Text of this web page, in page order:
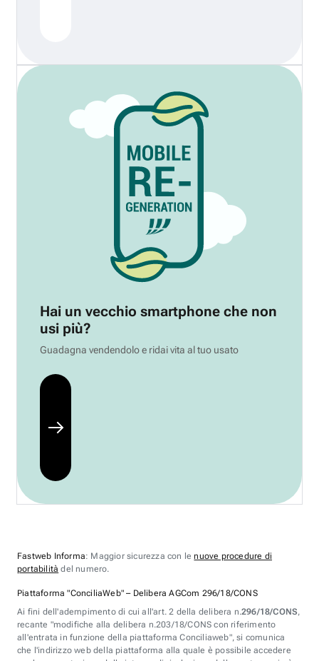
Hai un vecchio smartphone che non
usi più?
Guadagna vendendolo e ridai vita al tuo usato
Fastweb Informa: Maggior sicurezza con lenuove procedure di
portabilità del numero.
Piattaforma "ConciliaWeb" – Delibera AGCom 296/18/CONS
Ai fini dell'adempimento di cui all'art. 2 della delibera n.296/18/CONS,
recante "modifiche alla delibera n.203/18/CONS con riferimento
all'entrata in funzione della piattaforma Conciliaweb", si comunica
che l'indirizzo web della piattaforma alla quale è possibile accedere